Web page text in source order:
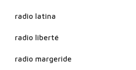
radio latina
radio liberté
radio margeride